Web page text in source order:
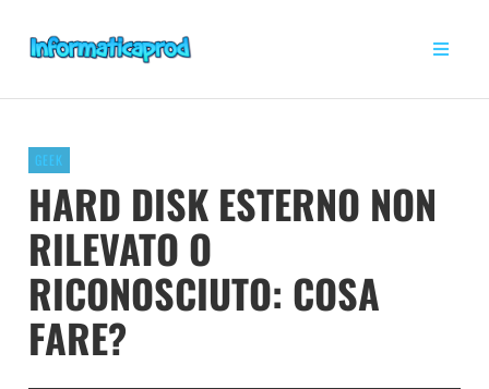
GEEK
HARD DISK ESTERNO NON
RILEVATO O
RICONOSCIUTO: COSA
FARE?